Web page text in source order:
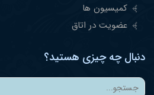
کمیسیون ها
عضویت در اتاق
دنبال چه چیزی هستید؟